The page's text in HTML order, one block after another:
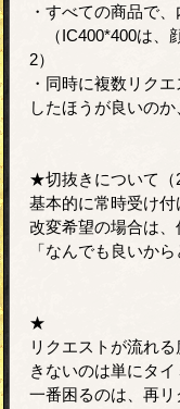
・すべての商品で
（IC400*400は、
2）
・同時に複数リク
したほうが良いの
★切抜きについて（
基本的に常時受け付
改変希望の場合は
「なんでも良いか
★
リクエストが流れ
きないのは単にタイ
一番困るのは、再